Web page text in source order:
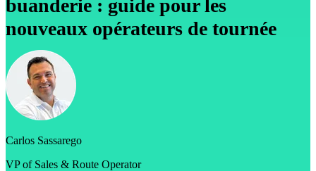
buanderie : guide pour les
nouveaux opérateurs de tournée
Carlos Sassarego
VP of Sales & Route Operator